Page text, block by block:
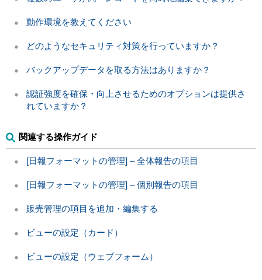
動作環境を教えてください
どのようなセキュリティ対策を行っていますか？
バックアップデータを取る方法はありますか？
認証強度を確保・向上させるためのオプションは提供さ
れていますか？
関連する操作ガイド
[日報フォーマットの管理] – 全体報告の項目
[日報フォーマットの管理] – 個別報告の項目
販売管理の項目を追加・編集する
ビューの設定（カード）
ビューの設定（ウェブフォーム）